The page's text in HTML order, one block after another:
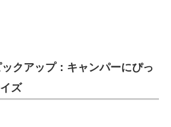
ックアップ：キャンパーにぴっ
ズ